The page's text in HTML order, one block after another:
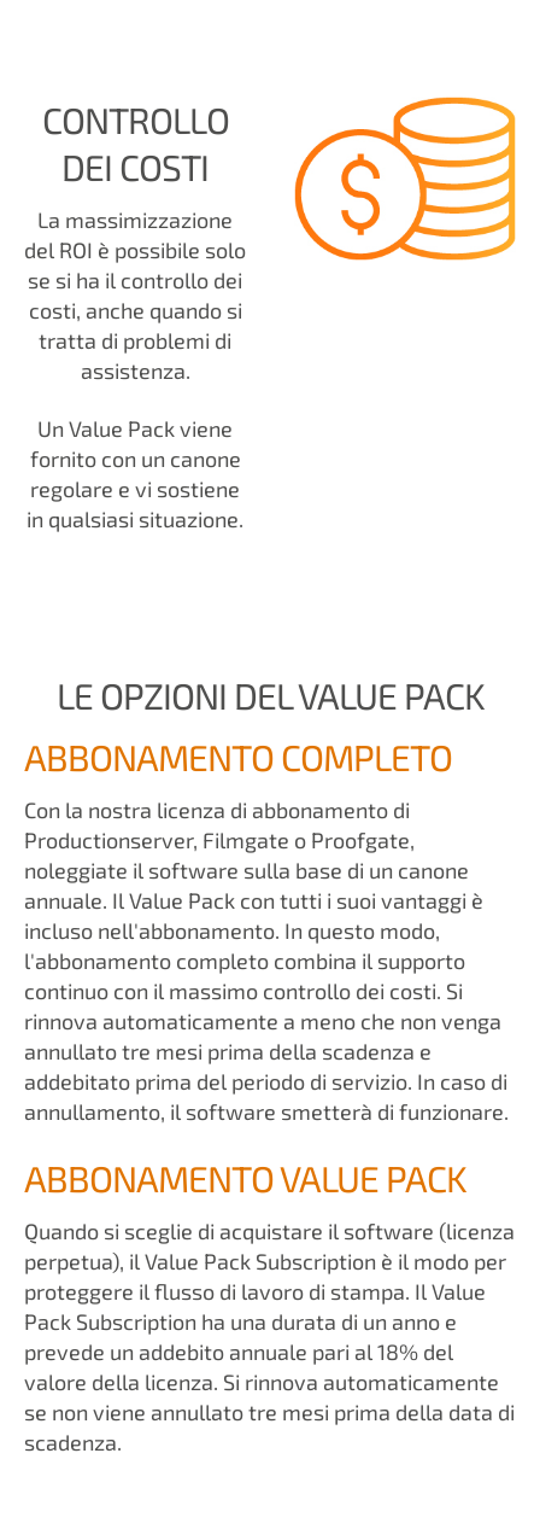
CONTROLLO
DEI COSTI
La massimizzazione
del ROI è possibile solo
se si ha il controllo dei
costi, anche quando si
tratta di problemi di
assistenza.
Un Value Pack viene
fornito con un canone
regolare e vi sostiene
in qualsiasi situazione.
LE OPZIONI DEL VALUE PACK
ABBONAMENTO COMPLETO
Con la nostra licenza di abbonamento di
Productionserver, Filmgate o Proofgate,
noleggiate il software sulla base di un canone
annuale. Il Value Pack con tutti i suoi vantaggi è
incluso nell'abbonamento. In questo modo,
l'abbonamento completo combina il supporto
continuo con il massimo controllo dei costi. Si
rinnova automaticamente a meno che non venga
annullato tre mesi prima della scadenza e
addebitato prima del periodo di servizio. In caso di
annullamento, il software smetterà di funzionare.
ABBONAMENTO VALUE PACK
Quando si sceglie di acquistare il software (licenza
perpetua), il Value Pack Subscription è il modo per
proteggere il flusso di lavoro di stampa. Il Value
Pack Subscription ha una durata di un anno e
prevede un addebito annuale pari al 18% del
valore della licenza. Si rinnova automaticamente
se non viene annullato tre mesi prima della data di
scadenza.